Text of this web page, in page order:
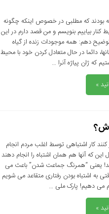
بودند که مطلبی در خصوص اینکه چگونه
کنار بیاییم بنویسم و من قصد دارم در این
توضیح دهم: همه موجودات زنده از گیاه
دائما در حال متعادل کردن خود با محیط
که ژان پیاژه آنرا …
»
کار اشتباهی توسط اغلب مردم انجام
که آنها هم همان اشتباه را انجام دهند
یعنی “همرنگ جماعت شدن” باعث می
به اشتباه بودن رفتاری متقاعد می شویم
می دهیم! پارک ملی …
»